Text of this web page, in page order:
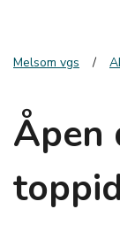
Melsom vgs
Åpen